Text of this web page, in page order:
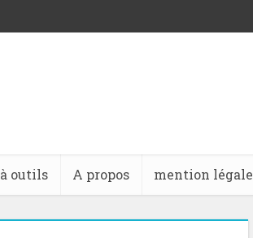
outils A propos mention légale